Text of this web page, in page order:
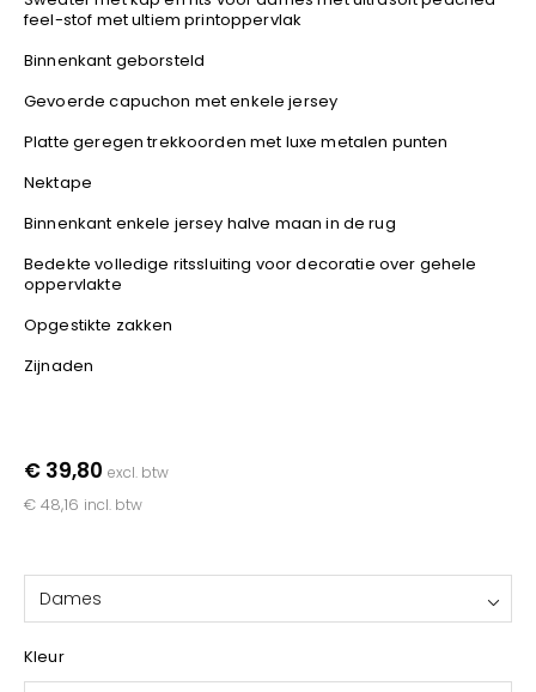
Spiro
Stanley/Stella
feel-stof met ultiem printoppervlak
Binnenkant geborsteld
Gevoerde capuchon met enkele jersey
Platte geregen trekkoorden met luxe metalen punten
Nektape
Binnenkant enkele jersey halve maan in de rug
Bedekte volledige ritssluiting voor decoratie over gehele
oppervlakte
Opgestikte zakken
Zijnaden
€ 39,80 excl. btw
€ 48,16 incl. btw
Dames
Kleur